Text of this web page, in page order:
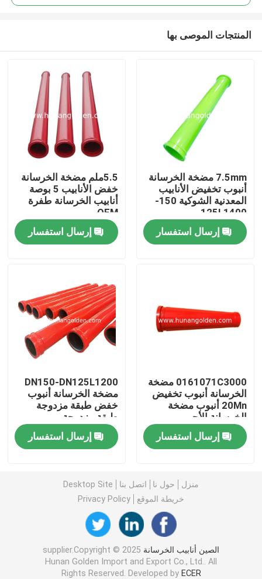
بيت
معلومات عنا
رقابة جودة
اتصل بنا
قطع غيار مضخة الخرسانة
أنبوب توصيل مضخة الخرسانة
المنتجات الموصى بها
7.5mm مضخة الخرسانة
أنبوب تخفيض الأنابيب
المعدنية الشوكية 150-
125L1400
إرسال استفسار
5.5ملم مضخة الخرسانة
خفض الأنابيب 5 بوصة
أنابيب الخرسانة طفرة
OEM
إرسال استفسار
0161071C3000 مضخة
الخرسانة أنبوب تخفيض
20Mn أنبوب مضخة
الخرسانة الأحمر
إرسال استفسار
DN150-DN125L1200
مضخة الخرسانة أنبوب
خفض طبقة مزدوجة
طبقة مزدوجة
إرسال استفسار
منزل حول نا اتصل بنا
Desktop Site
خريطة الموقع
Privacy Policy
الصين أنابيب الخرسانة supplier.Copyright © 2025
Hunan Golden Import and Export Co., Ltd.. All
Rights Reserved. Developed by ECER